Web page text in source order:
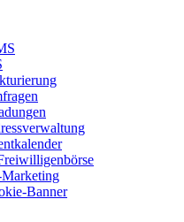
Banner